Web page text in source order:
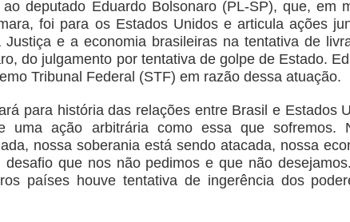
deputado Eduardo Bolsonaro (PL-SP), que, em
foi para os Estados Unidos e articula ações
Justiça e a economia brasileiras na tentativa de
do julgamento por tentativa de golpe de Estado.
Tribunal Federal (STF) em razão dessa atuação.
para história das relações entre Brasil e Estados
uma ação arbitrária como essa que sofremos.
nossa soberania está sendo atacada, nossa
que nos não pedimos e que não
países houve tentativa de ingerência dos